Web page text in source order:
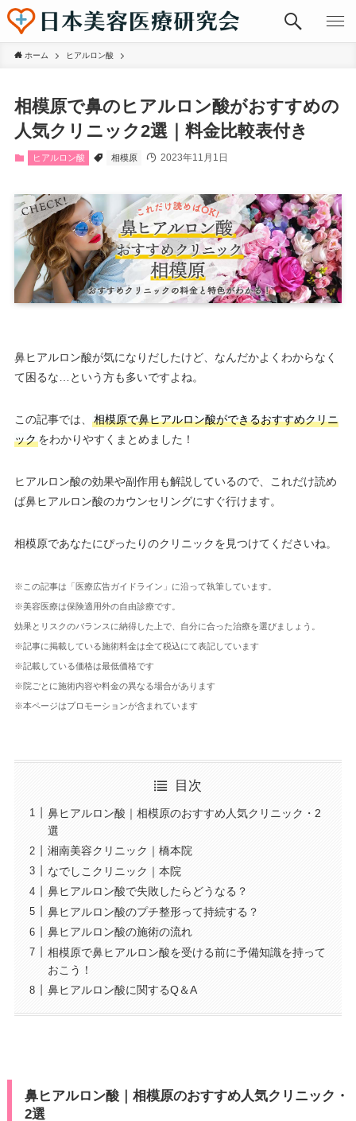
ホーム ヒアルロン酸
相模原で鼻のヒアルロン酸がおすすめの
人気クリニック2選｜料金比較表付き
ヒアルロン酸 相模原 2023年11月1日
鼻ヒアルロン酸が気になりだしたけど、なんだかよくわからなく
て困るな…という方も多いですよね。
この記事では、
相模原で鼻ヒアルロン酸ができるおすすめクリニ
ックをわかりやすくまとめました！
ヒアルロン酸の効果や副作用も解説しているので、これだけ読め
ば鼻ヒアルロン酸のカウンセリングにすぐ行けます。
相模原であなたにぴったりのクリニックを見つけてくださいね。
※この記事は「医療広告ガイドライン」に沿って執筆しています。
※美容医療は保険適用外の自由診療です。
効果とリスクのバランスに納得した上で、自分に合った治療を選びましょう。
※記事に掲載している施術料金は全て税込にて表記しています
※記載している価格は最低価格です
※院ごとに施術内容や料金の異なる場合があります
※本ページはプロモーションが含まれています
目次
鼻ヒアルロン酸｜相模原のおすすめ人気クリニック・2
選
湘南美容クリニック｜橋本院
なでしこクリニック｜本院
鼻ヒアルロン酸で失敗したらどうなる？
鼻ヒアルロン酸のプチ整形って持続する？
鼻ヒアルロン酸の施術の流れ
相模原で鼻ヒアルロン酸を受ける前に予備知識を持って
おこう！
鼻ヒアルロン酸に関するQ＆A
鼻ヒアルロン酸｜相模原のおすすめ人気クリニック・
2選